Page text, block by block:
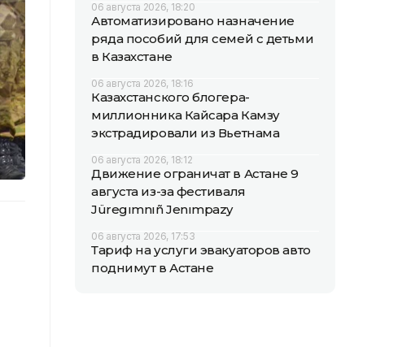
06 августа 2026, 18:20
Автоматизировано назначение
ряда пособий для семей с детьми
в Казахстане
06 августа 2026, 18:16
Казахстанского блогера-
миллионника Кайсара Камзу
экстрадировали из Вьетнама
06 августа 2026, 18:12
Движение ограничат в Астане 9
августа из-за фестиваля
Jüregımnıñ Jenımpazy
06 августа 2026, 17:53
Тариф на услуги эвакуаторов авто
поднимут в Астане